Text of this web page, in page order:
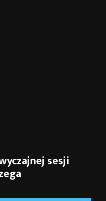
sesji